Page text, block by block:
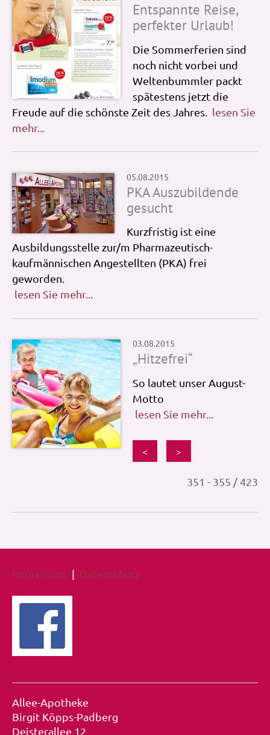
Entspannte Reise,
perfekter Urlaub!
Die Sommerferien sind
noch nicht vorbei und
Weltenbummler packt
spätestens jetzt die
Freude auf die schönste Zeit des Jahres. lesen Sie
mehr...
05.08.2015
PKA Auszubildende
gesucht
Kurzfristig ist eine
Ausbildungsstelle zur/m Pharmazeutisch-
kaufmännischen Angestellten (PKA) frei
geworden.
lesen Sie mehr...
03.08.2015
„Hitzefrei“
So lautet unser August-
Motto
lesen Sie mehr...
< >
351 - 355 / 423
Impressum | Datenschutz
Allee-Apotheke
Birgit Köpps-Padberg
Deisterallee 12